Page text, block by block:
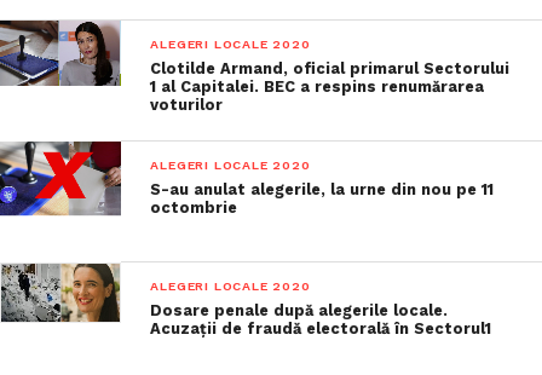
ALEGERI LOCALE 2020
Clotilde Armand, oficial primarul Sectorului
1 al Capitalei. BEC a respins renumărarea
voturilor
ALEGERI LOCALE 2020
S-au anulat alegerile, la urne din nou pe 11
octombrie
ALEGERI LOCALE 2020
Dosare penale după alegerile locale.
Acuzații de fraudă electorală în Sectorul1